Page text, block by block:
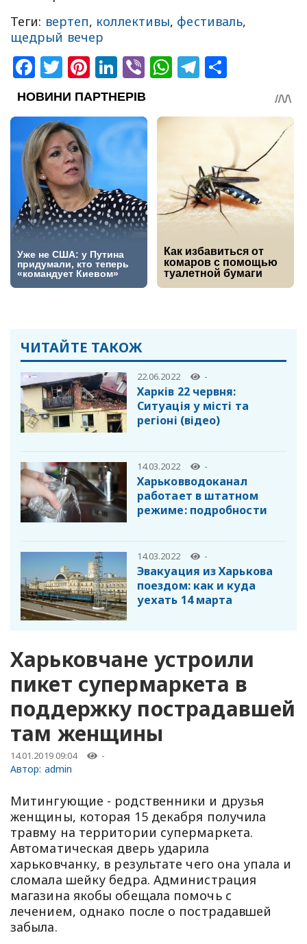
Теги: вертеп, коллективы, фестиваль,
щедрый вечер
Facebook
Twitter
Pinterest
LinkedIn
ViberWhatsApp
Telegram
ЧИТАЙТЕ ТАКОЖ
22.06.2022 -
Харків 22 червня:
Cитуація у місті та
регіоні (відео)
14.03.2022 -
Харьковводоканал
работает в штатном
режиме: подробности
14.03.2022 -
Эвакуация из Харькова
поездом: как и куда
уехать 14 марта
Харьковчане устроили
пикет супермаркета в
поддержку пострадавшей
там женщины
14.01.2019 09:04 -
Автор: admin
Митингующие - родственники и друзья
женщины, которая 15 декабря получила
травму на территории супермаркета.
Автоматическая дверь ударила
харьковчанку, в результате чего она упала и
сломала шейку бедра. Администрация
магазина якобы обещала помочь с
лечением, однако после о пострадавшей
забыла.